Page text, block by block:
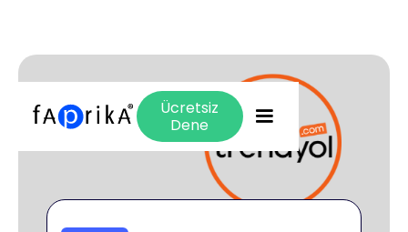
Ücretsiz
Dene